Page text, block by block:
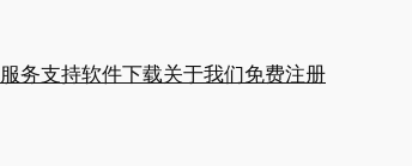
服务支持软件下载关于我们免费注册